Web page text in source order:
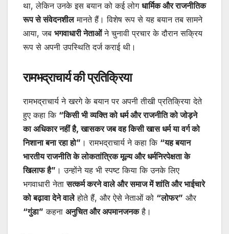
था, लेकिन उनके इस बयान को कई लोग धार्मिक और राजनीतिक
रूप से संवेदनशीलमानते हैं। विशेष रूप से यह बयान तब सामने
आया, जब भगवाधारी नेताओंने चुनावी प्रचार के दौरान सक्रिय
रूप से अपनी उपस्थिति दर्ज कराई थी।
रामभद्राचार्य की प्रतिक्रिया
रामभद्राचार्य ने खरगे के बयान पर अपनी तीखी प्रतिक्रिया देते
हुए कहा कि “किसी भी व्यक्ति को धर्म और राजनीति को जोड़ने
का अधिकार नहीं है, खासकर जब वह किसी खास धर्म या वर्ग को
निशाना बना रहा हो” । रामभद्राचार्य ने कहा कि “यह बयान
भारतीय राजनीति के लोकतांत्रिक मूल्य और धर्मनिरपेक्षता के
खिलाफ है” । उन्होंने यह भी स्पष्ट किया कि उनके लिए
भगवाधारी नेतासत्कर्म करने वाले और समाज में शांति और भाईचारे
को बढ़ावा देने वालेहोते हैं, और ऐसे नेताओं को “लोफर” और
“गुंडा” कहना अनुचित और अपमानजनकहै।